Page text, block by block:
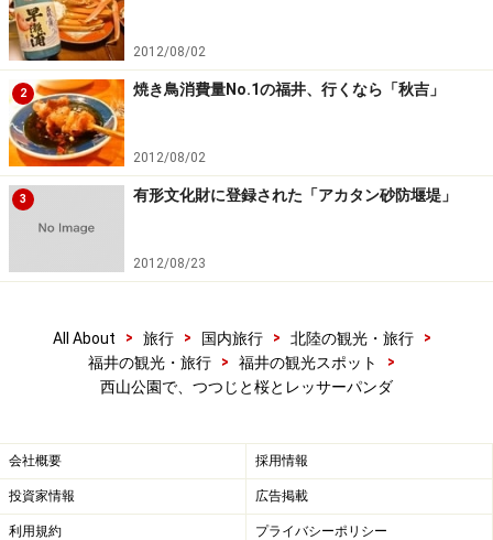
2012/08/02
2 焼き鳥消費量No.1の福井、行くなら「秋吉」
2012/08/02
3 有形文化財に登録された「アカタン砂防堰堤」
2012/08/23
All About > 旅行 > 国内旅行 > 北陸の観光・旅行
>
福井の観光・旅行
> 福井の観光スポット
>
西山公園で、つつじと桜とレッサーパンダ
会社概要 採用情報
投資家情報 広告掲載
利用規約 プライバシーポリシー